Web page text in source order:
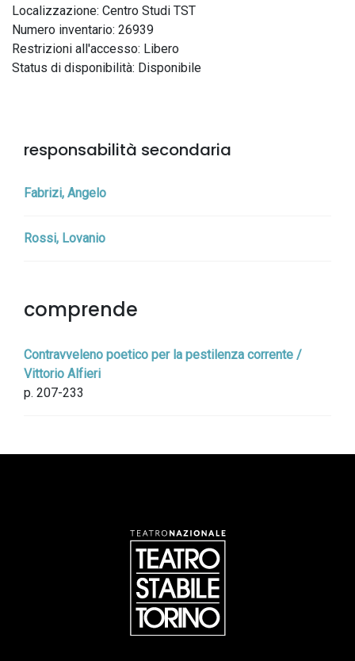
Localizzazione: Centro Studi TST
Numero inventario: 26939
Restrizioni all'accesso: Libero
Status di disponibilità: Disponibile
responsabilità secondaria
Fabrizi, Angelo
Rossi, Lovanio
comprende
Contravveleno poetico per la pestilenza corrente /
Vittorio Alfieri
p. 207-233